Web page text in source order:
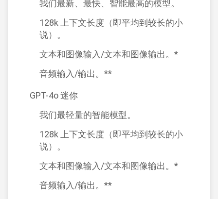
我们最新、最快、智能最高的模型。
128k 上下文长度（即平均到较长的小
说）。
文本和图像输入/文本和图像输出。*
音频输入/输出。**
GPT-4o 迷你
我们最轻量的智能模型。
128k 上下文长度（即平均到较长的小
说）。
文本和图像输入/文本和图像输出。*
音频输入/输出。**